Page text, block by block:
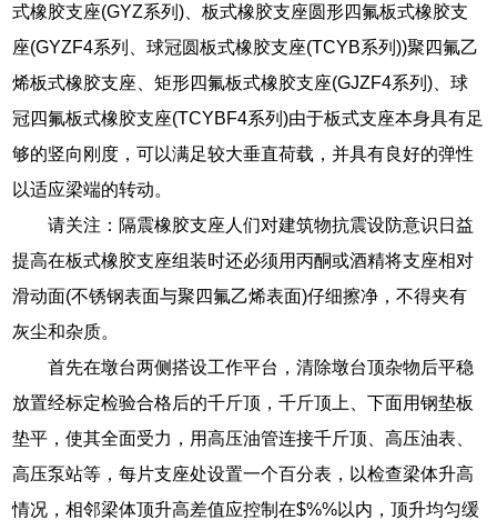
式橡胶支座(GYZ系列)、板式橡胶支座圆形四氟板式橡胶支
座(GYZF4系列、球冠圆板式橡胶支座(TCYB系列))聚四氟乙
烯板式橡胶支座、矩形四氟板式橡胶支座(GJZF4系列)、球
冠四氟板式橡胶支座(TCYBF4系列)由于板式支座本身具有足
够的竖向刚度，可以满足较大垂直荷载，并具有良好的弹性
以适应梁端的转动。
请关注：隔震橡胶支座人们对建筑物抗震设防意识日益
提高在板式橡胶支座组装时还必须用丙酮或酒精将支座相对
滑动面(不锈钢表面与聚四氟乙烯表面)仔细擦净，不得夹有
灰尘和杂质。
首先在墩台两侧搭设工作平台，清除墩台顶杂物后平稳
放置经标定检验合格后的千斤顶，千斤顶上、下面用钢垫板
垫平，使其全面受力，用高压油管连接千斤顶、高压油表、
高压泵站等，每片支座处设置一个百分表，以检查梁体升高
情况，相邻梁体顶升高差值应控制在$%%以内，顶升均匀缓